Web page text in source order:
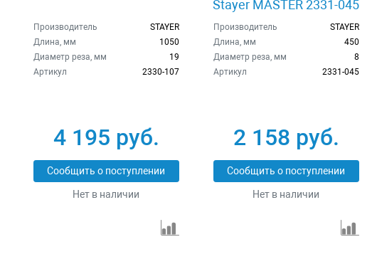
Производитель
STAYER
Длина, мм
1050
Диаметр реза, мм
19
Артикул
2330-107
4 195 руб.
Сообщить о поступлении
Нет в наличии
Stayer MASTER 2331-045
Производитель
STAYER
Длина, мм
450
Диаметр реза, мм
8
Артикул
2331-045
2 158 руб.
Сообщить о поступлении
Нет в наличии